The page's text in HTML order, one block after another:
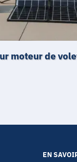
moteur de
EN